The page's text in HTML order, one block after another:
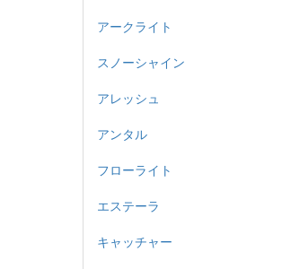
アークライト
スノーシャイン
アレッシュ
アンタル
フローライト
エステーラ
キャッチャー